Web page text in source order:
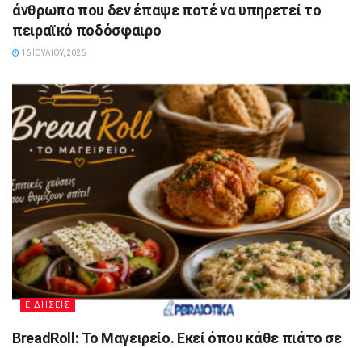
άνθρωπο που δεν έπαψε ποτέ να υπηρετεί το
πειραϊκό ποδόσφαιρο
16 ΙΟΥΛΊΟΥ, 2026
ΕΙΔΗΣΕΙΣ
BreadRoll: Το Μαγειρείο. Εκεί όπου κάθε πιάτο σε